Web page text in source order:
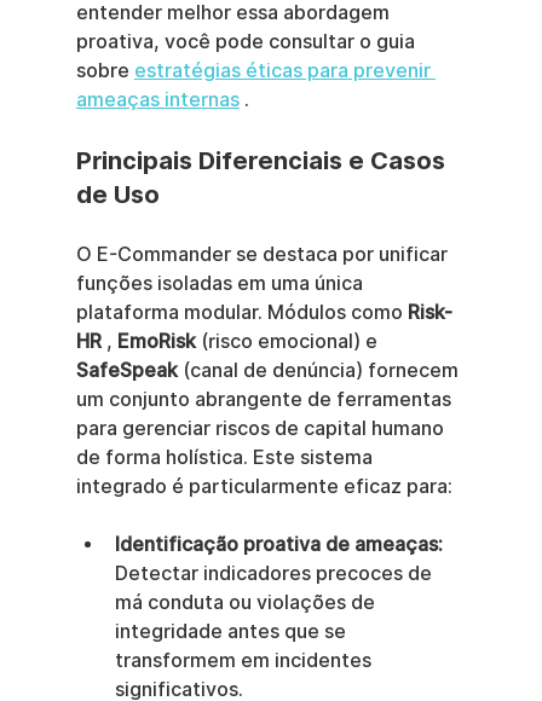
entender melhor essa abordagem
proativa, você pode consultar o guia
sobre estratégias éticas para prevenir
ameaças internas .
Principais Diferenciais e Casos
de Uso
O E-Commander se destaca por unificar
funções isoladas em uma única
plataforma modular. Módulos como Risk-
HR , EmoRisk (risco emocional) e
SafeSpeak (canal de denúncia) fornecem
um conjunto abrangente de ferramentas
para gerenciar riscos de capital humano
de forma holística. Este sistema
integrado é particularmente eficaz para:
Identificação proativa de ameaças:
Detectar indicadores precoces de
má conduta ou violações de
integridade antes que se
transformem em incidentes
significativos.